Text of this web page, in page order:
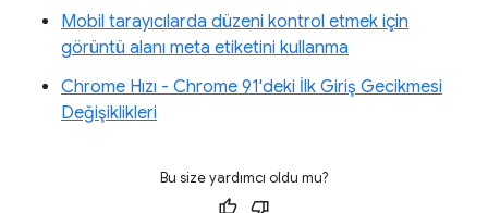
Mobil tarayıcılarda düzeni kontrol etmek için
görüntü alanı meta etiketini kullanma
Chrome Hızı - Chrome 91'deki İlk Giriş Gecikmesi
Değişiklikleri
Bu size yardımcı oldu mu?